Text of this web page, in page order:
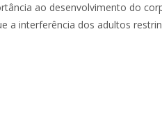
ao desenvolvimento do
a interferência dos adultos